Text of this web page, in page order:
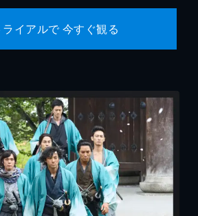
イアルで 今すぐ観る